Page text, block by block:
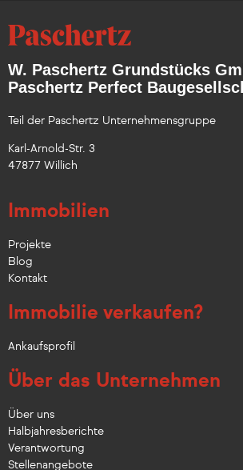
W. Paschertz Grundstücks
Paschertz Perfect
Teil der Paschertz Unternehmensgruppe
Karl-Arnold-Str. 3
47877 Willich
Immobilien
Projekte
Blog
Kontakt
Immobilie verkaufen?
Ankaufsprofil
Über das Unternehmen
Über uns
Halbjahresberichte
Verantwortung
Stellenangebote